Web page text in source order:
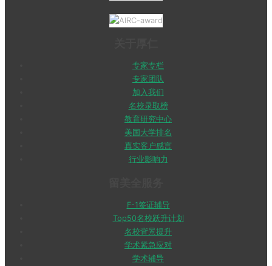
专家专栏
专家团队
加入我们
名校录取榜
教育研究中心
美国大学排名
真实客户感言
行业影响力
F-1签证辅导
Top50名校跃升计划
名校背景提升
学术紧急应对
学术辅导